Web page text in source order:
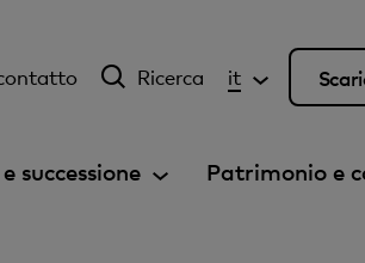
Ricerca it
successione Patrimonio e